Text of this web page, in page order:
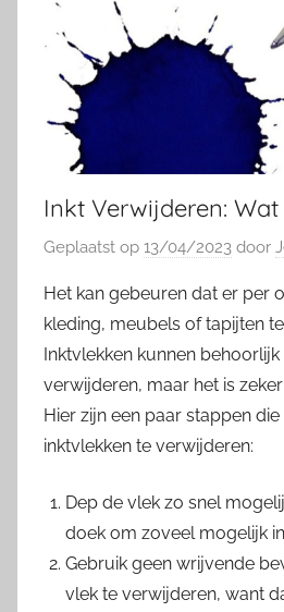
Inkt Verwijderen:
Geplaatst op 13/04/2023 door
Het kan gebeuren dat er per
kleding, meubels of tapijten
Inktvlekken kunnen
verwijderen, maar het is
Hier zijn een paar stappen
inktvlekken te verwijderen:
Dep de vlek zo snel
doek om zoveel mogelijk
Gebruik geen wrijvende
vlek te verwijderen, want